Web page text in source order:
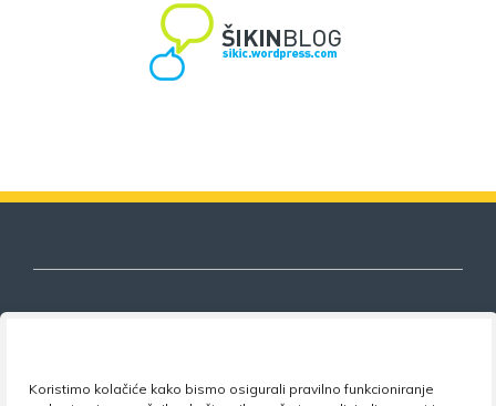
Koristimo kolačiće kako bismo osigurali pravilno funkcioniranje
obrazovanja